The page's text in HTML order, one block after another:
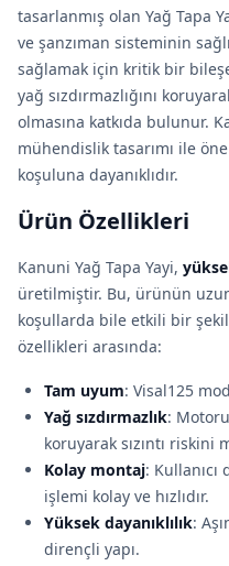
tasarlanmış olan Yağ Tapa
ve şanzıman sisteminin
sağlamak için kritik bir
yağ sızdırmazlığını
olmasına katkıda bulunur.
mühendislik tasarımı ile
koşuluna dayanıklıdır.
Ürün Özellikleri
Kanuni Yağ Tapa Yayi,
üretilmiştir. Bu, ürünün
koşullarda bile etkili bir
özellikleri arasında:
Tam uyum: Visal125
Yağ sızdırmazlık:
koruyarak sızıntı riskini
Kolay montaj: Kullanıcı
işlemi kolay ve hızlıdır.
Yüksek dayanıklılık:
dirençli yapı.